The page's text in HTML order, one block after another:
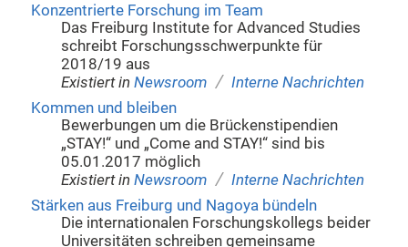
Konzentrierte Forschung im Team
Das Freiburg Institute for Advanced Studies
schreibt Forschungsschwerpunkte für
2018/19 aus
Existiert in Newsroom / Interne Nachrichten
Kommen und bleiben
Bewerbungen um die Brückenstipendien
„STAY!“ und „Come and STAY!“ sind bis
05.01.2017 möglich
Existiert in Newsroom / Interne Nachrichten
Stärken aus Freiburg und Nagoya bündeln
Die internationalen Forschungskollegs beider
Universitäten schreiben gemeinsame